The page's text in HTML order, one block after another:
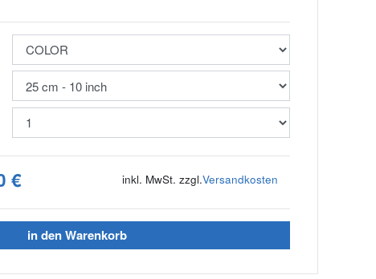
€ inkl. MwSt. zzgl.Versandkosten
in den Warenkorb